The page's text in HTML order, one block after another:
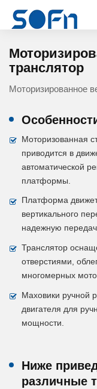
транслятор
Моторизированное
Моторизованная
приводится в
автоматической
платформы.
Платформа
вертикального
надежную
Транслятор
отверстиями,
многомерных
Маховики ручной
двигателя для
мощности.
Ниже
различные